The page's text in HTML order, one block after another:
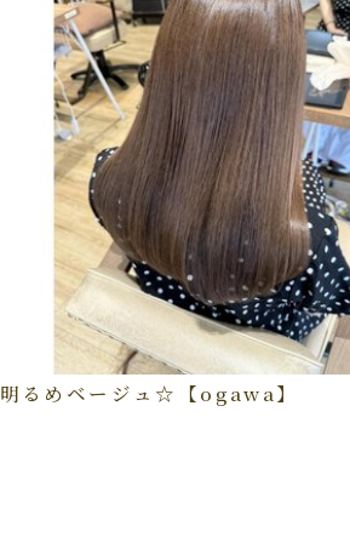
明るめベージュ☆【ogawa】